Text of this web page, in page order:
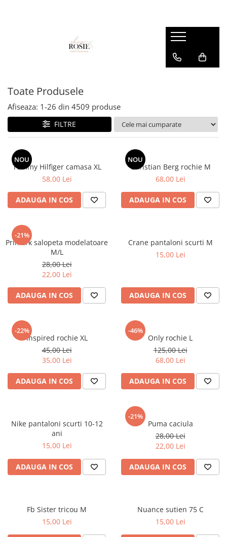
Femei
Genti
Blugi
Bluze/Topuri
Cardigane
Colanti
Fuste
Hanorace
Lenjerii si pijamale
Pantaloni scurti
Rochii
Sacouri si Costume
Sport
Copii
Bluze
Camasi
Geci
Hanorace
Pantaloni
Pantaloni scurti
Pulovere
sport
Tricouri si maiouri
Bluze
body
Camasi
Geci
Hanorace
Incaltaminte
Pantaloni scurti
Rochii&Fuste/Sacouri
Salopete
Tricouri si maiouri
veste
Toate Produsele
Afiseaza: 1-26 din 4509 produse
FILTRE
NOU
Tommy Hilfiger camasa XL
58,00 Lei
ADAUGA IN COS
NOU
Christian Berg rochie M
68,00 Lei
ADAUGA IN COS
-21%
Primark salopeta modelatoare
M/L
28,00 Lei
22,00 Lei
ADAUGA IN COS
Crane pantaloni scurti M
15,00 Lei
ADAUGA IN COS
-22%
Inspired rochie XL
45,00 Lei
35,00 Lei
ADAUGA IN COS
-46%
Only rochie L
125,00 Lei
68,00 Lei
ADAUGA IN COS
Nike pantaloni scurti 10-12
ani
15,00 Lei
ADAUGA IN COS
-21%
Puma caciula
28,00 Lei
22,00 Lei
ADAUGA IN COS
Fb Sister tricou M
15,00 Lei
Nuance sutien 75 C
15,00 Lei